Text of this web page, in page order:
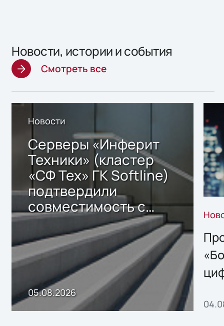
Новости, истории и события
Смотреть все
Новости
Серверы «Инферит
Техники» (кластер
«СФ Тех» ГК Softline)
подтвердили
совместимость с
решением Sharx
Storage 2.x для
хранения данных
05.08.2026